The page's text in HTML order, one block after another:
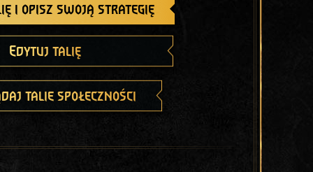
i opisz swoją strategię
Edytuj talię
talie społeczności